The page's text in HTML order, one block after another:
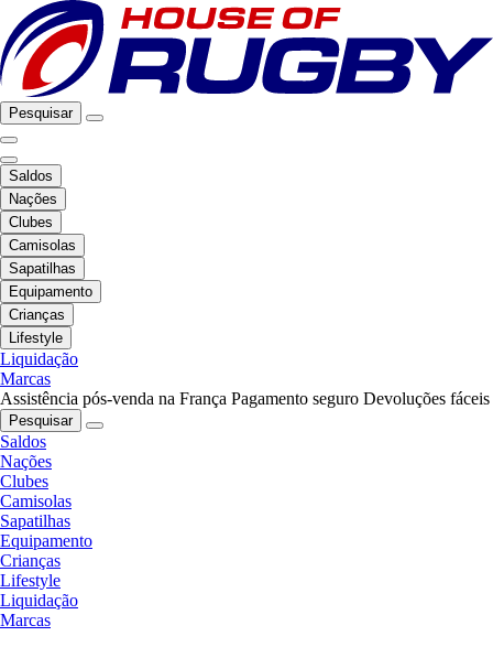
Pesquisar
Saldos
Nações
Clubes
Camisolas
Sapatilhas
Equipamento
Crianças
Lifestyle
Liquidação
Marcas
Assistência pós-venda na França Pagamento seguro Devoluções fáceis
Pesquisar
Saldos
Nações
Clubes
Camisolas
Sapatilhas
Equipamento
Crianças
Lifestyle
Liquidação
Marcas